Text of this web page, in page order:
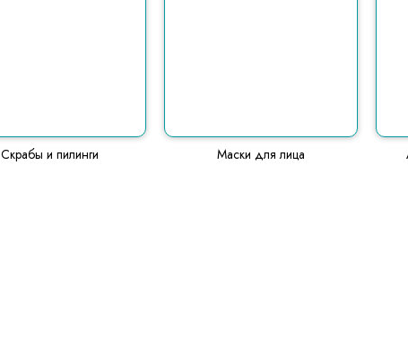
Скрабы и пилинги Маски для лица